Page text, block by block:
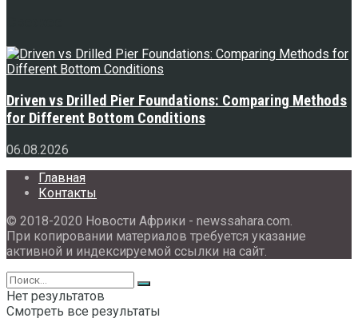
Driven vs Drilled Pier Foundations: Comparing Methods
for Different Bottom Conditions
06.08.2026
Главная
Контакты
© 2018-2020 Новости Африки - newssahara.com.
При копировании материалов требуется указание
активной и индексируемой ссылки на сайт.
Нет результатов
Смотреть все результаты